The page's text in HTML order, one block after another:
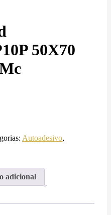
50X70
Autoadesivo,
adicional